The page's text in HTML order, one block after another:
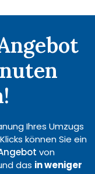
Ihres Umzugs
können Sie ein
von
das in weniger